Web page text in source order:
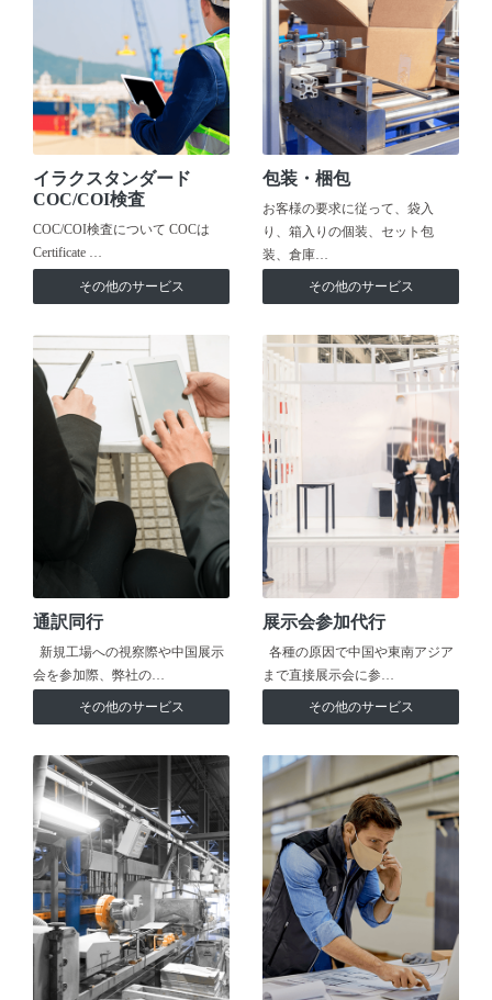
イラクスタンダード
COC/COI検査
COC/COI検査について COCは
Certificate …
その他のサービス
包装・梱包
お客様の要求に従って、袋入
り、箱入りの個装、セット包
装、倉庫…
その他のサービス
通訳同行
新規工場への視察際や中国展示
会を参加際、弊社の…
その他のサービス
展示会参加代行
各種の原因で中国や東南アジア
まで直接展示会に参…
その他のサービス